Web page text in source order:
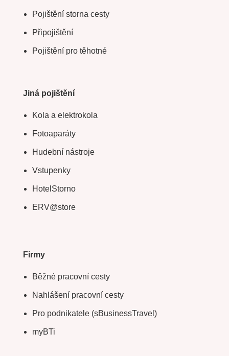
Pojištění storna cesty
Připojištění
Pojištění pro těhotné
Jiná pojištění
Kola a elektrokola
Fotoaparáty
Hudební nástroje
Vstupenky
HotelStorno
ERV@store
Firmy
Běžné pracovní cesty
Nahlášení pracovní cesty
Pro podnikatele (sBusinessTravel)
myBTi